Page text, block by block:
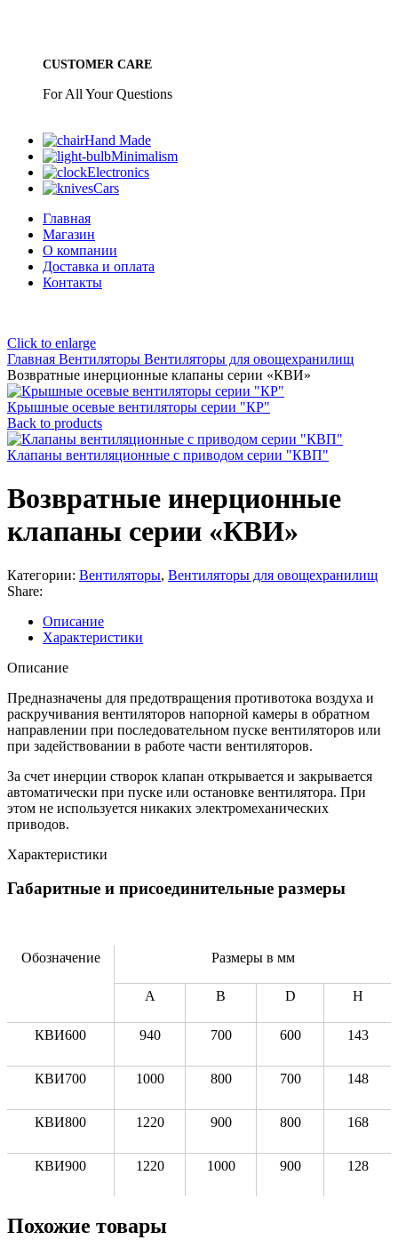
CUSTOMER CARE
For All Your Questions
Hand Made
Minimalism
Electronics
Cars
Главная
Магазин
О компании
Доставка и оплата
Контакты
Click to enlarge
Главная Вентиляторы Вентиляторы для овощехранилищ
Возвратные инерционные клапаны серии «КВИ»
Крышные осевые вентиляторы серии "КР"
Back to products
Клапаны вентиляционные с приводом серии "КВП"
Возвратные инерционные
клапаны серии «КВИ»
Категории: Вентиляторы, Вентиляторы для овощехранилищ
Share:
Описание
Характеристики
Описание
Предназначены для предотвращения противотока воздуха и
раскручивания вентиляторов напорной камеры в обратном
направлении при последовательном пуске вентиляторов или
при задействовании в работе части вентиляторов.
За счет инерции створок клапан открывается и закрывается
автоматически при пуске или остановке вентилятора. При
этом не используется никаких электромеханических
приводов.
Характеристики
Габаритные и присоединительные размеры
Обозначение Размеры в мм
A B D H
КВИ600 940 700 600 143
КВИ700 1000 800 700 148
КВИ800 1220 900 800 168
КВИ900 1220 1000 900 128
Похожие товары